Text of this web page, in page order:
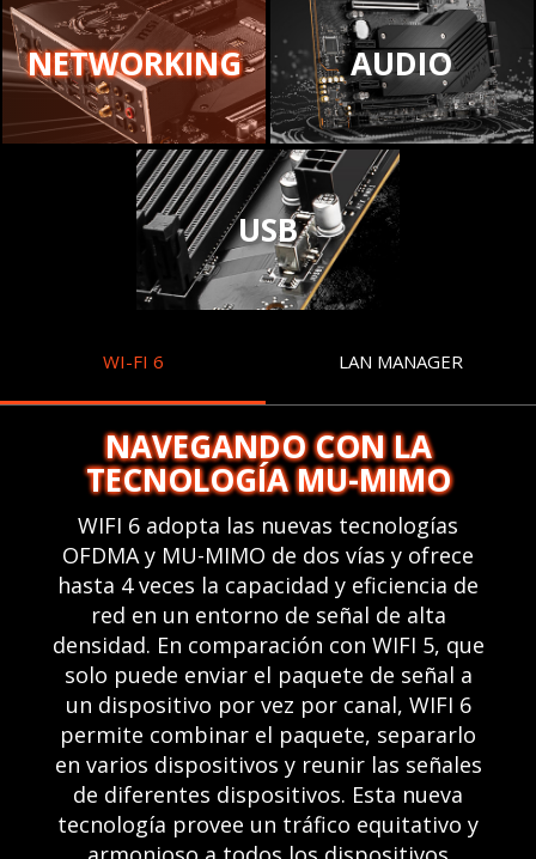
NETWORKING AUDIO
USB
WI-FI 6 LAN MANAGER
NAVEGANDO CON LA
TECNOLOGÍA MU-MIMO
WIFI 6 adopta las nuevas tecnologías
OFDMA y MU-MIMO de dos vías y ofrece
hasta 4 veces la capacidad y eficiencia de
red en un entorno de señal de alta
densidad. En comparación con WIFI 5, que
solo puede enviar el paquete de señal a
un dispositivo por vez por canal, WIFI 6
permite combinar el paquete, separarlo
en varios dispositivos y reunir las señales
de diferentes dispositivos. Esta nueva
tecnología provee un tráfico equitativo y